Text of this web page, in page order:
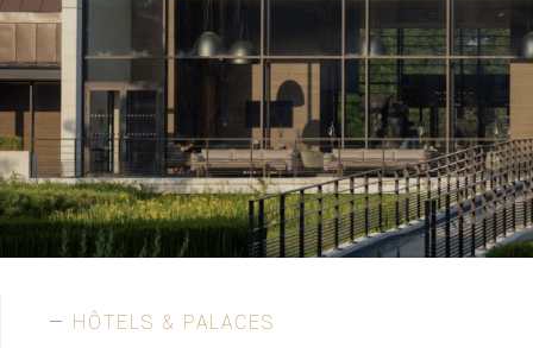
HÔTELS & PALACES